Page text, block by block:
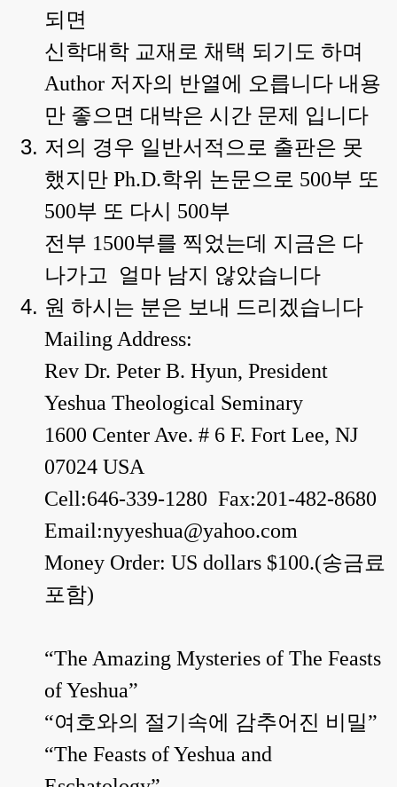
되면
신학대학 교재로 채택 되기도 하며
Author 저자의 반열에 오릅니다 내용
만 좋으면 대박은 시간 문제 입니다
저의 경우 일반서적으로 출판은 못
했지만 Ph.D.학위 논문으로 500부 또
500부 또 다시 500부
전부 1500부를 찍었는데 지금은 다
나가고
얼마 남지 않았습니다
원 하시는 분은 보내 드리겠습니다
Mailing Address:
Rev Dr. Peter B. Hyun, President
Yeshua Theological Seminary
1600 Center Ave. # 6 F. Fort Lee, NJ
07024 USA
Cell:646-339-1280 Fax:201-482-8680
Email:nyyeshua@yahoo.com
Money Order: US dollars $100.(송금료
포함)
“The Amazing Mysteries of The Feasts
of Yeshua”
“여호와의 절기속에 감추어진 비밀”
“The Feasts of Yeshua and